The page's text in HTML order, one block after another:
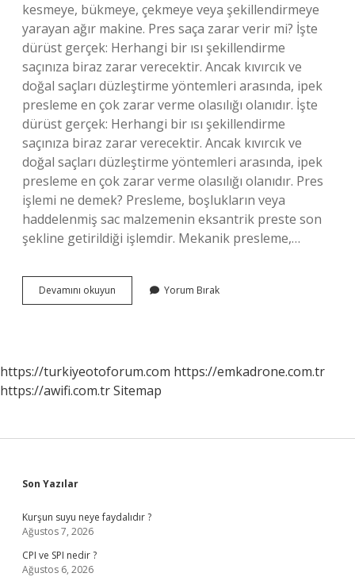
kesmeye, bükmeye, çekmeye veya şekillendirmeye
yarayan ağır makine. Pres saça zarar verir mi? İşte
dürüst gerçek: Herhangi bir ısı şekillendirme
saçınıza biraz zarar verecektir. Ancak kıvırcık ve
doğal saçları düzleştirme yöntemleri arasında, ipek
presleme en çok zarar verme olasılığı olanıdır. İşte
dürüst gerçek: Herhangi bir ısı şekillendirme
saçınıza biraz zarar verecektir. Ancak kıvırcık ve
doğal saçları düzleştirme yöntemleri arasında, ipek
presleme en çok zarar verme olasılığı olanıdır. Pres
işlemi ne demek? Presleme, boşlukların veya
haddelenmiş sac malzemenin eksantrik preste son
şekline getirildiği işlemdir. Mekanik presleme,…
Devamını okuyun
Nedir
Yorum Bırak
https://turkiyeotoforum.com https://emkadrone.com.tr
https://awifi.com.trSitemap
Sidebar
Son Yazılar
Kurşun suyu neye faydalıdır ?
Ağustos 7, 2026
CPI ve SPI nedir ?
Ağustos 6, 2026